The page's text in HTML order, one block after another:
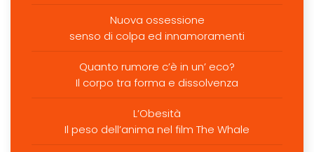
Nuova ossessione
senso di colpa ed innamoramenti
Quanto rumore c’è in un’ eco?
Il corpo tra forma e dissolvenza
L’Obesità
Il peso dell’anima nel film The Whale